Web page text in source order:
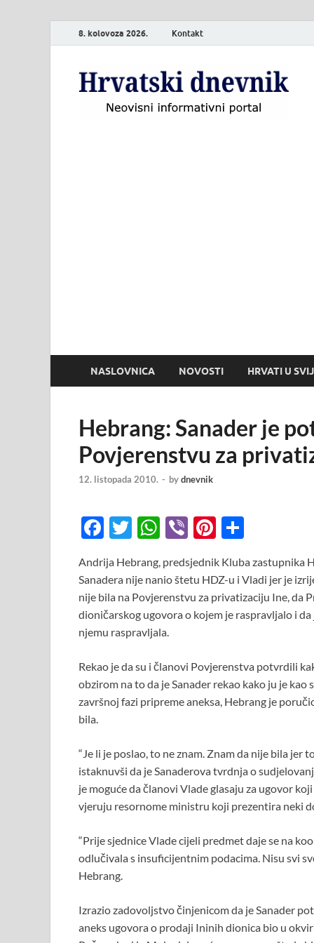
8. kolovoza 2026. Kontakt
NASLOVNICA NOVOSTI HRVATI U
Hebrang: Sanader je
Povjerenstvu za
12. listopada 2010. - bydnevnik
F
e
b
o
o
k
T
itt
er
W
at
s
A
p
p
Vi
er
Pi
er
es
t
ar
e
Andrija Hebrang, predsjednik Kluba zastupnika
Sanadera nije nanio štetu HDZ-u i Vladi jer je
nije bila na Povjerenstvu za privatizaciju Ine, da
dioničarskog ugovora o kojem je raspravljalo i
njemu raspravljala.
Rekao je da su i članovi Povjerenstva potvrdili
obzirom na to da je Sanader rekao kako ju je
završnoj fazi pripreme aneksa, Hebrang je
bila.
“Je li je poslao, to ne znam. Znam da nije bila jer
istaknuvši da je Sanaderova tvrdnja o
je moguće da članovi Vlade glasaju za ugovor
vjeruju resornome ministru koji prezentira neki
“Prije sjednice Vlade cijeli predmet daje se na
odlučivala s insuficijentnim podacima. Nisu svi
Hebrang.
Izrazio zadovoljstvo činjenicom da je Sanader
aneks ugovora o prodaji Ininih dionica bio u